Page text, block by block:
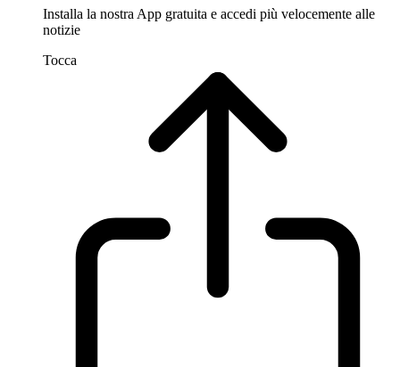
Installa la nostra App gratuita e accedi più velocemente alle
notizie
Tocca